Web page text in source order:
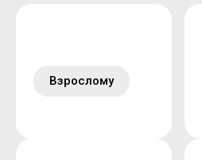
Взрослому